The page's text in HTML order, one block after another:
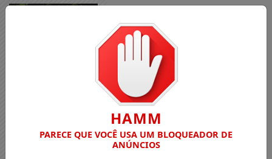
HAMM
PARECE QUE VOCÊ USA UM BLOQUEADOR DE
ANÚNCIOS